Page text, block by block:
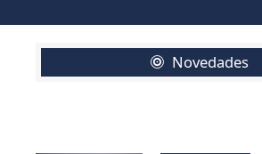
Novedades